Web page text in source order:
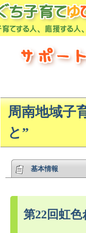
周南地域子
と”
基本情報
第22回虹